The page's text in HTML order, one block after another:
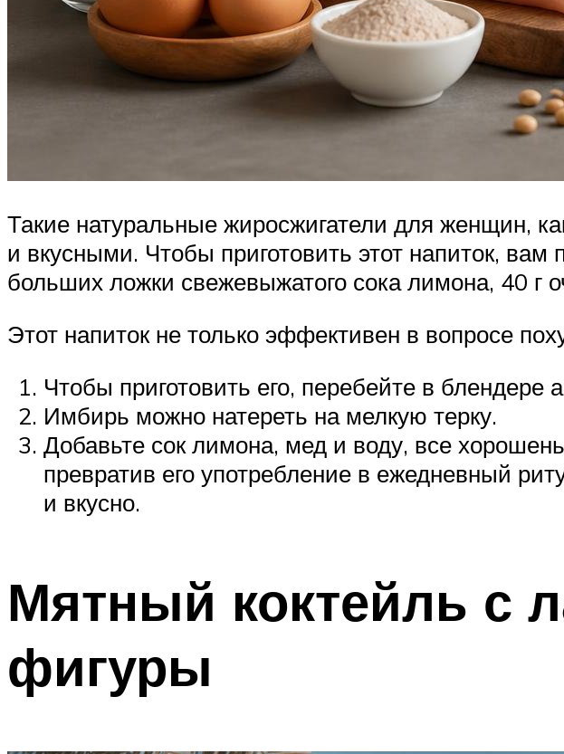
Такие натуральные жиросжигатели для женщин,
и вкусными. Чтобы приготовить этот напиток,
больших ложки свежевыжатого сока лимона, 40
Этот напиток не только эффективен в вопросе
Чтобы приготовить его, перебейте в блендере
Имбирь можно натереть на мелкую терку.
Добавьте сок лимона, мед и воду, все
превратив его употребление в ежедневный
и вкусно.
Мятный коктейль с
фигуры